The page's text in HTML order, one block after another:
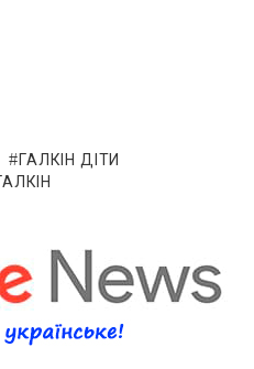
ГАЛКІН ДІТИ